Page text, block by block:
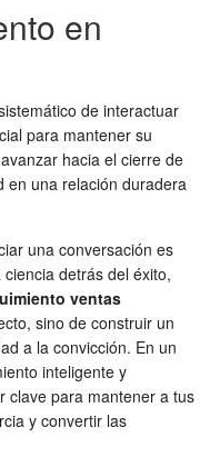
en
de interactuar
para mantener su
hacia el cierre de
en una relación duradera
una conversación es
detrás del éxito,
ventas
sino de construir un
a la convicción. En un
inteligente y
clave para mantener a tus
y convertir las